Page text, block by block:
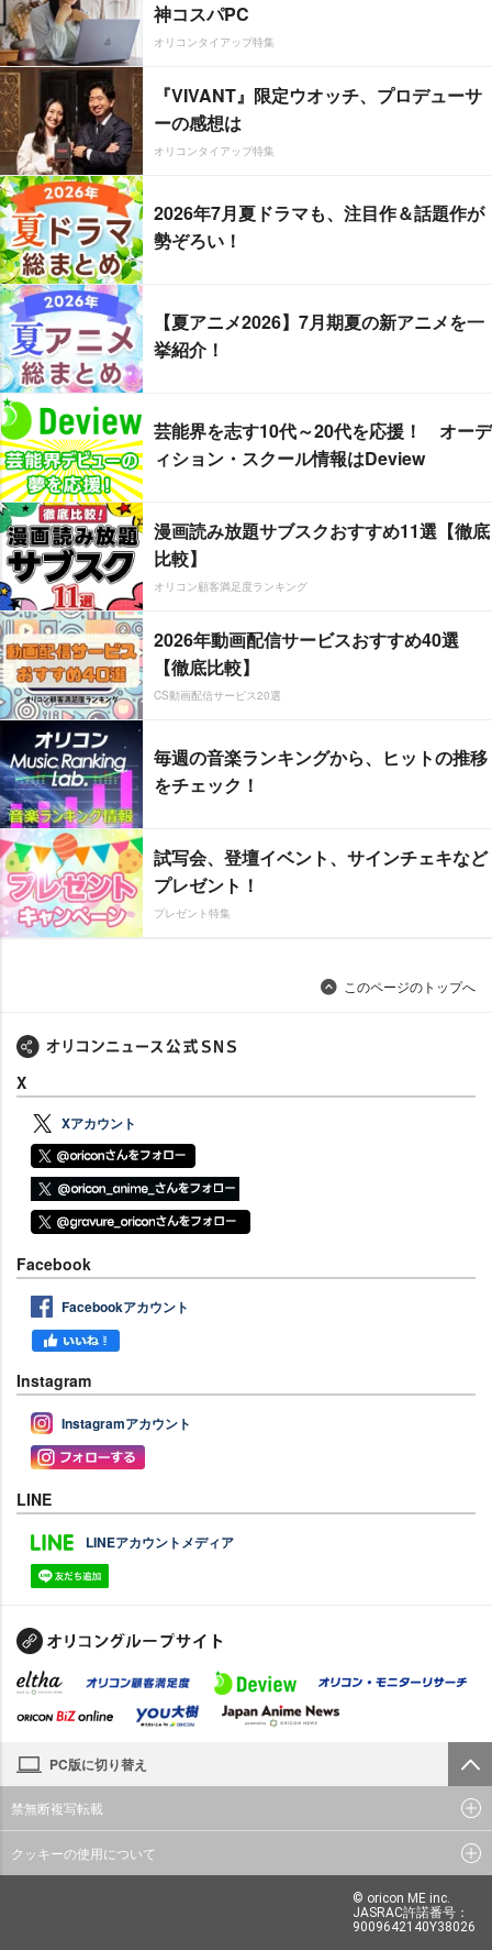
神コスパPC
オリコンタイアップ特集
『VIVANT』限定ウオッチ、プロデューサ
ーの感想は
オリコンタイアップ特集
2026年7月夏ドラマも、注目作＆話題作が
勢ぞろい！
【夏アニメ2026】7月期夏の新アニメを一
挙紹介！
芸能界を志す10代～20代を応援！ オーデ
ィション・スクール情報はDeview
漫画読み放題サブスクおすすめ11選【徹底
比較】
オリコン顧客満足度ランキング
2026年動画配信サービスおすすめ40選
【徹底比較】
CS動画配信サービス20選
毎週の音楽ランキングから、ヒットの推移
をチェック！
試写会、登壇イベント、サインチェキなど
プレゼント！
プレゼント特集
このページのトップへ
X
Xアカウント
Facebook
Facebookアカウント
Instagram
Instagramアカウント
LINE
LINEアカウントメディア
PC版に切り替え
禁無断複写転載
クッキーの使用について
© oricon ME inc.
JASRAC許諾番号：
9009642140Y38026